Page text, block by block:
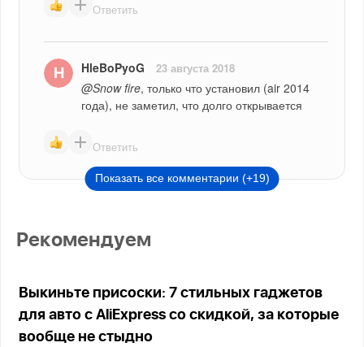
Ответить
HleBoPyoG 23 августа 2018
@Snow fire, только что установил (air 2014
года), не заметил, что долго открывается
Ответить
Показать все комментарии (+19)
Рекомендуем
Выкиньте присоски: 7 стильных гаджетов
для авто с AliExpress со скидкой, за которые
вообще не стыдно